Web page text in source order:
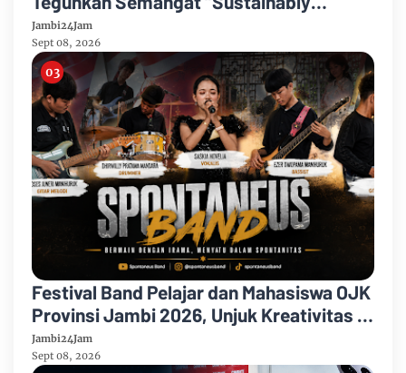
Growing”
Jambi24Jam
Sept 08, 2026
Festival Band Pelajar dan Mahasiswa OJK
Provinsi Jambi 2026, Unjuk Kreativitas di
Taman Banjuran Budayo, Spontaneus
Band Raih Juara 2
Jambi24Jam
Sept 08, 2026